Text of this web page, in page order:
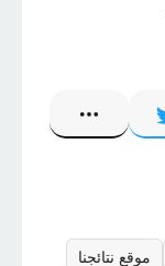
موقع نتائجنا